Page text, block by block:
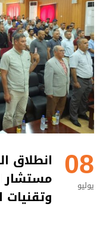
08
يوليو
انطلاق
مستشار
وتقنيات